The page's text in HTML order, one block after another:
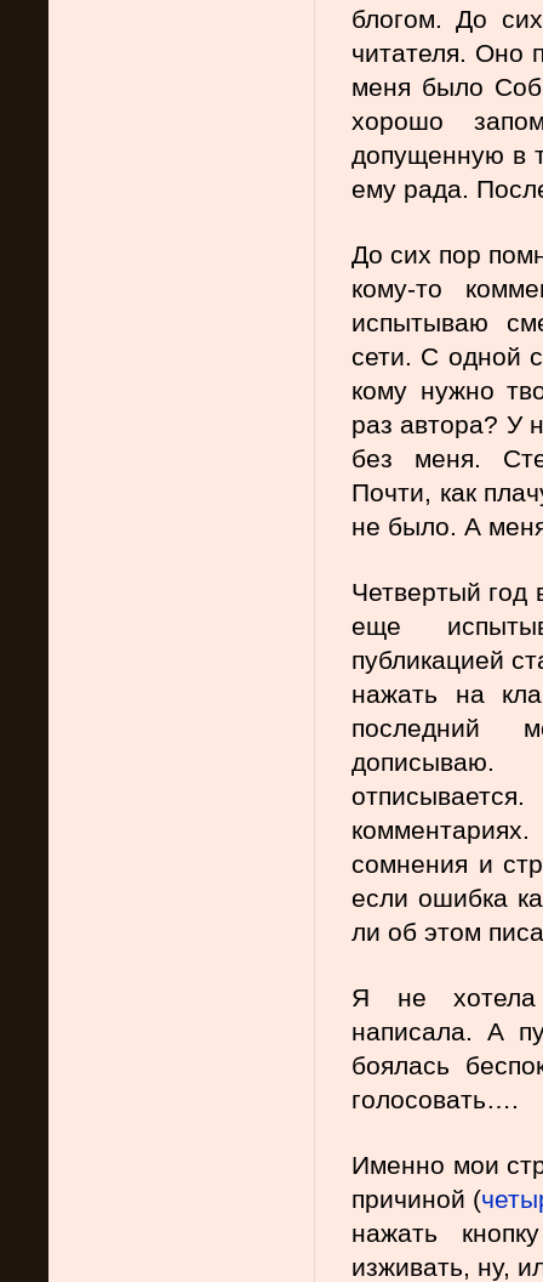
блогом. До
читателя. Оно
меня было
хорошо
допущенную в
ему рада.
До сих пор
кому-то
испытываю
сети. С одной
кому нужно
раз автора? У
без меня.
Почти, как
не было. А
Четвертый год
еще
публикацией
нажать на
последний
дописываю.
сомнения и
если ошибка
ли об этом
Я не хотела
написала. А
боялась
голосовать….
Именно мои
причиной (
нажать
изживать, ну,